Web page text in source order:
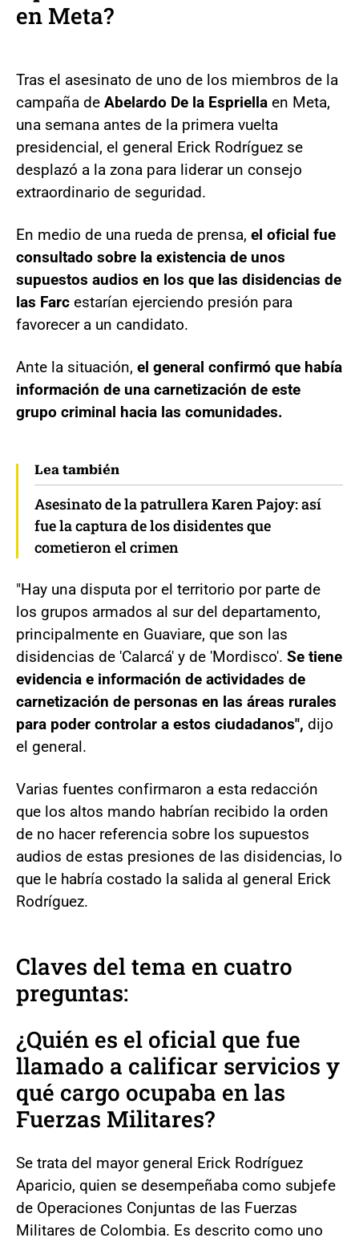
en Meta?
Tras el asesinato de uno de los miembros de la
campaña de Abelardo De la Espriella en Meta,
una semana antes de la primera vuelta
presidencial, el general Erick Rodríguez se
desplazó a la zona para liderar un consejo
extraordinario de seguridad.
En medio de una rueda de prensa, el oficial fue
consultado sobre la existencia de unos
supuestos audios en los que las disidencias de
las Farc estarían ejerciendo presión para
favorecer a un candidato.
Ante la situación, el general confirmó que había
información de una carnetización de este
grupo criminal hacia las comunidades.
Lea también
Asesinato de la patrullera Karen Pajoy: así
fue la captura de los disidentes que
cometieron el crimen
"Hay una disputa por el territorio por parte de
los grupos armados al sur del departamento,
principalmente en Guaviare, que son las
disidencias de 'Calarcá' y de 'Mordisco'. Se tiene
evidencia e información de actividades de
carnetización de personas en las áreas rurales
para poder controlar a estos ciudadanos", dijo
el general.
Varias fuentes confirmaron a esta redacción
que los altos mando habrían recibido la orden
de no hacer referencia sobre los supuestos
audios de estas presiones de las disidencias, lo
que le habría costado la salida al general Erick
Rodríguez.
Claves del tema en cuatro
preguntas:
¿Quién es el oficial que fue
llamado a calificar servicios y
qué cargo ocupaba en las
Fuerzas Militares?
Se trata del mayor general Erick Rodríguez
Aparicio, quien se desempeñaba como subjefe
de Operaciones Conjuntas de las Fuerzas
Militares de Colombia. Es descrito como uno